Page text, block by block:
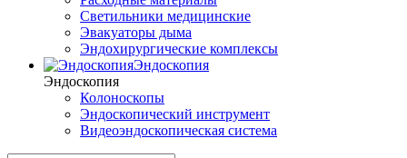
Светильники медицинские
Эвакуаторы дыма
Эндохирургические комплексы
Эндоскопия
Эндоскопия
Колоноскопы
Эндоскопический инструмент
Видеоэндоскопическая система